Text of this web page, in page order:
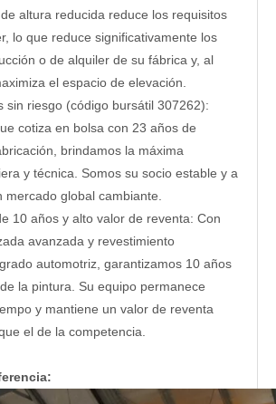
altura reducida reduce los requisitos
lo que reduce significativamente los
o de alquiler de su fábrica y, al
el espacio de elevación.
sin riesgo (código bursátil 307262):
cotiza en bolsa con 23 años de
brindamos la máxima
y técnica. Somos su socio estable y a
mercado global cambiante.
10 años y alto valor de reventa: Con
avanzada y revestimiento
automotriz, garantizamos 10 años
la pintura. Su equipo permanece
y mantiene un valor de reventa
el de la competencia.